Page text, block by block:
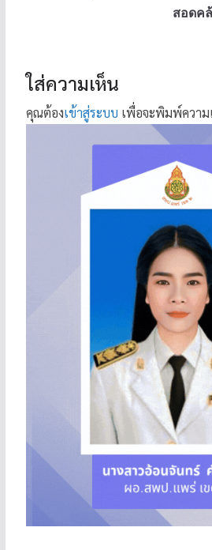
สอดค
ใส่ความเห็น
คุณต้องเข้าสู่ระบบ เพื่อจะพิมพ์ควา